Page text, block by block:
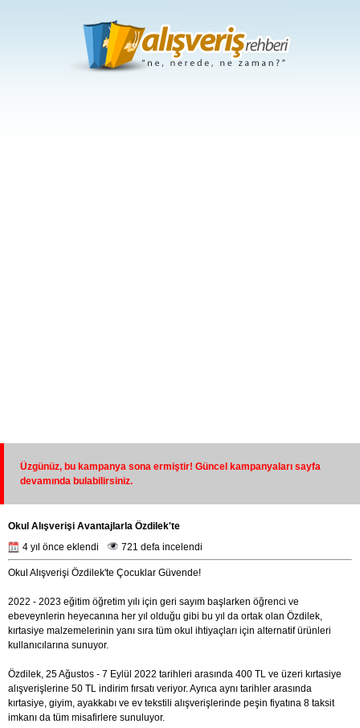
Üzgünüz, bu kampanya sona ermiştir! Güncel kampanyaları sayfa
devamında bulabilirsiniz.
Okul Alışverişi Avantajlarla Özdilek'te
4 yıl önce eklendi
721 defa incelendi
Okul Alışverişi Özdilek'te Çocuklar Güvende!
2022 - 2023 eğitim öğretim yılı için geri sayım başlarken öğrenci ve
ebeveynlerin heyecanına her yıl olduğu gibi bu yıl da ortak olan Özdilek,
kırtasiye malzemelerinin yanı sıra tüm okul ihtiyaçları için alternatif ürünleri
kullanıcılarına sunuyor.
Özdilek, 25 Ağustos - 7 Eylül 2022 tarihleri arasında 400 TL ve üzeri kırtasiye
alışverişlerine 50 TL indirim fırsatı veriyor. Ayrıca aynı tarihler arasında
kırtasiye, giyim, ayakkabı ve ev tekstili alışverişlerinde peşin fiyatına 8 taksit
imkanı da tüm misafirlere sunuluyor.